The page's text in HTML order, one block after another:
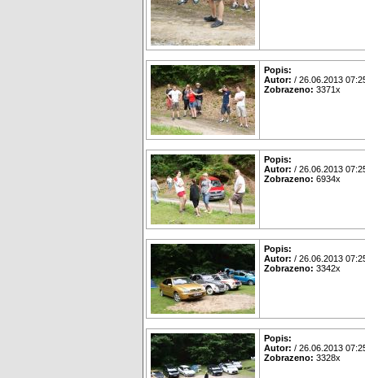
Popis:
Autor: / 26.06.2013
Zobrazeno: 3371x
Popis:
Autor: / 26.06.2013
Zobrazeno: 6934x
Popis:
Autor: / 26.06.2013
Zobrazeno: 3342x
Popis:
Autor: / 26.06.2013
Zobrazeno: 3328x